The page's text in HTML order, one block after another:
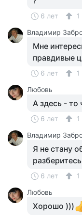
6 лет
1
Владимир
Мне
правдивые
6 лет
1
Любовь
А здесь - то
6 лет
1
Владимир
Я не стану
6 лет
1
Любовь
Хорошо )))